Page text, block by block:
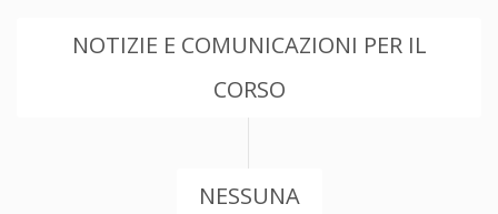
NOTIZIE E COMUNICAZIONI PER IL
CORSO
NESSUNA